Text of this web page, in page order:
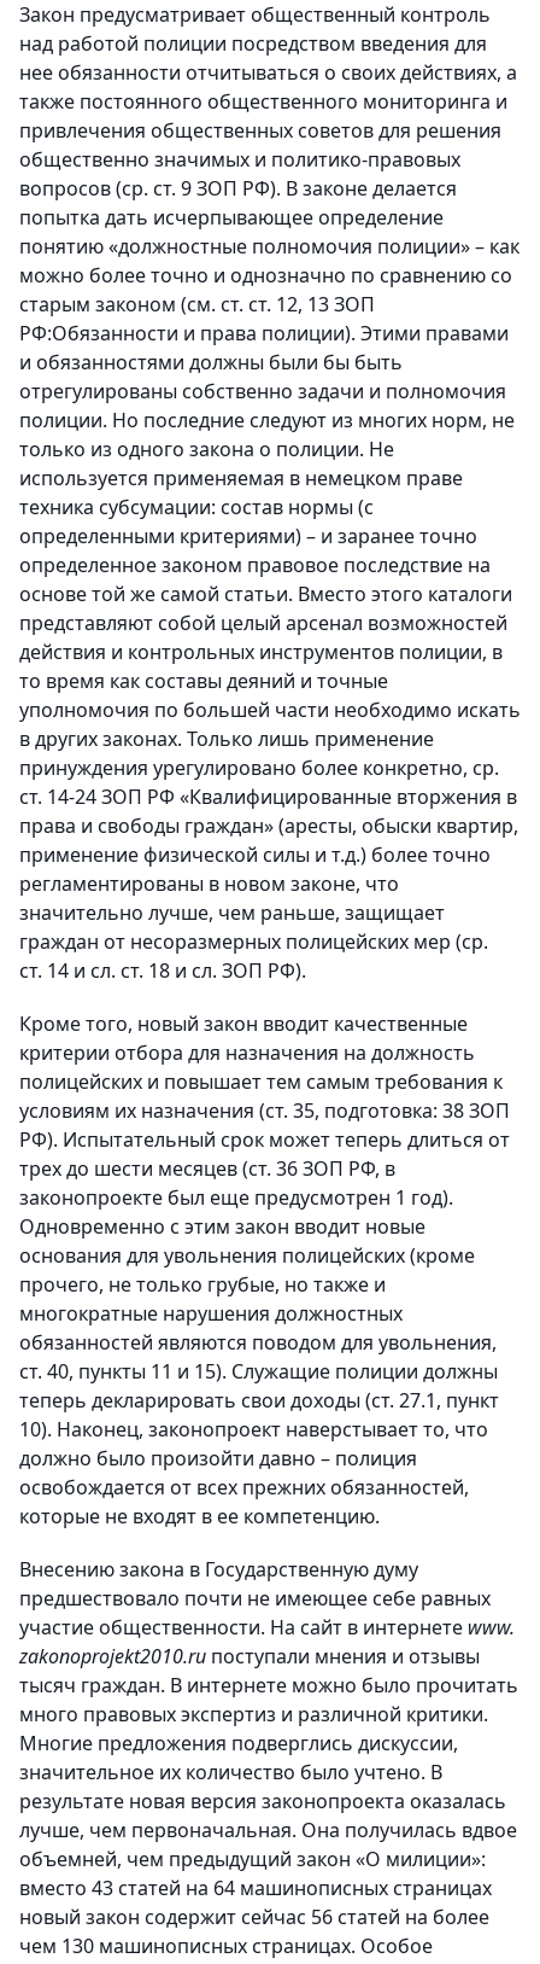
Закон предусматривает общественный контроль
над работой полиции посредством введения для
нее обязанности отчитываться о своих действиях, а
также постоянного общественного мониторинга и
привлечения общественных советов для решения
общественно значимых и политико-правовых
вопросов (ср. ст. 9 ЗОП РФ). В законе делается
попытка дать исчерпывающее определение
понятию «должностные полномочия полиции» – как
можно более точно и однозначно по сравнению со
старым законом (см. ст. ст. 12, 13 ЗОП
РФ:Обязанности и права полиции). Этими правами
и обязанностями должны были бы быть
отрегулированы собственно задачи и полномочия
полиции. Но последние следуют из многих норм, не
только из одного закона о полиции. Не
используется применяемая в немецком праве
техника субсумации: состав нормы (с
определенными критериями) – и заранее точно
определенное законом правовое последствие на
основе той же самой статьи. Вместо этого каталоги
представляют собой целый арсенал возможностей
действия и контрольных инструментов полиции, в
то время как составы деяний и точные
уполномочия по большей части необходимо искать
в других законах. Только лишь применение
принуждения урегулировано более конкретно, ср.
ст. 14-24 ЗОП РФ «Квалифицированные вторжения в
права и свободы граждан» (аресты, обыски квартир,
применение физической силы и т.д.) более точно
регламентированы в новом законе, что
значительно лучше, чем раньше, защищает
граждан от несоразмерных полицейских мер (ср.
ст. 14 и сл. ст. 18 и сл. ЗОП РФ).
Кроме того, новый закон вводит качественные
критерии отбора для назначения на должность
полицейских и повышает тем самым требования к
условиям их назначения (ст. 35, подготовка: 38 ЗОП
РФ). Испытательный срок может теперь длиться от
трех до шести месяцев (ст. 36 ЗОП РФ, в
законопроекте был еще предусмотрен 1 год).
Одновременно с этим закон вводит новые
основания для увольнения полицейских (кроме
прочего, не только грубые, но также и
многократные нарушения должностных
обязанностей являются поводом для увольнения,
ст. 40, пункты 11 и 15). Служащие полиции должны
теперь декларировать свои доходы (ст. 27.1, пункт
10). Наконец, законопроект наверстывает то, что
должно было произойти давно – полиция
освобождается от всех прежних обязанностей,
которые не входят в ее компетенцию.
Внесению закона в Государственную думу
предшествовало почти не имеющее себе равных
участие общественности. На сайт в интернете www.
zakonoprojekt2010.ru поступали мнения и отзывы
тысяч граждан. В интернете можно было прочитать
много правовых экспертиз и различной критики.
Многие предложения подверглись дискуссии,
значительное их количество было учтено. В
результате новая версия законопроекта оказалась
лучше, чем первоначальная. Она получилась вдвое
объемней, чем предыдущий закон «О милиции»:
вместо 43 статей на 64 машинописных страницах
новый закон содержит сейчас 56 статей на более
чем 130 машинописных страницах. Особое